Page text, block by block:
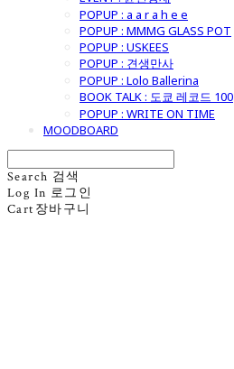
POPUP : a a r a h e e
POPUP : MMMG GLASS POT
POPUP : USKEES
POPUP : 견생만사
POPUP : Lolo Ballerina
BOOK TALK : 도쿄 레코드 100
POPUP : WRITE ON TIME
MOODBOARD
Search 검색
Log In 로그인
Cart 장바구니